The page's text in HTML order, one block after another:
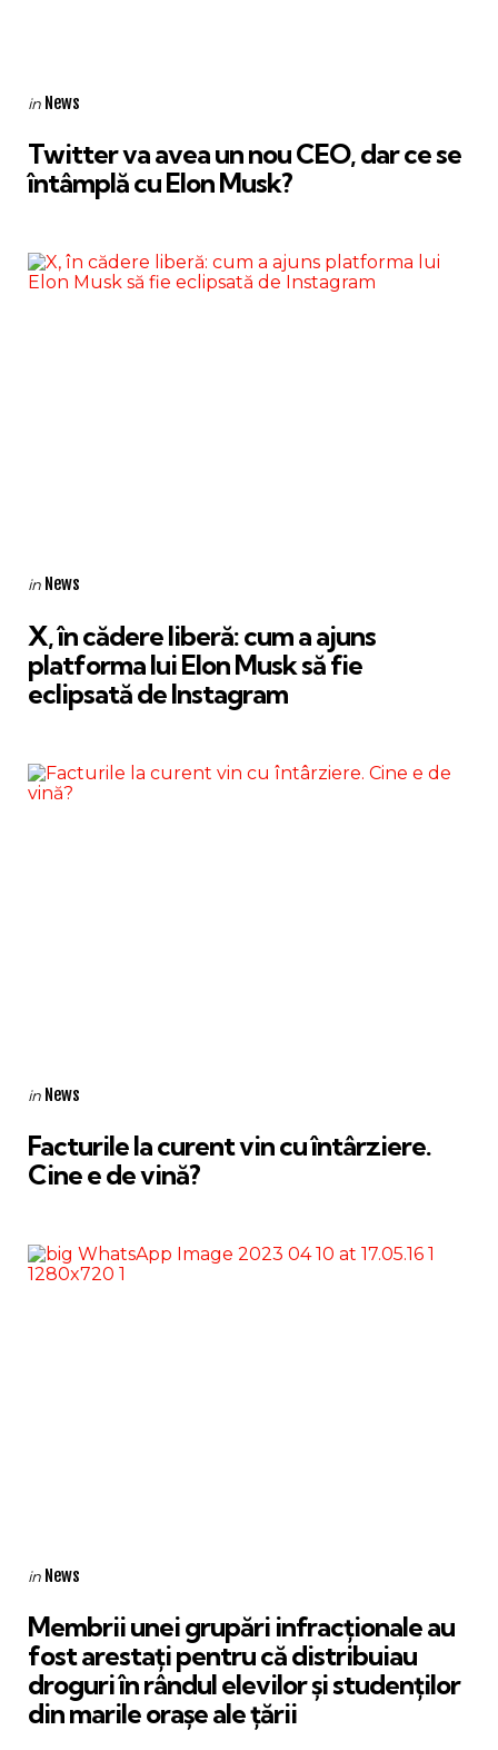
Categories
Posted
in News
Twitter va avea un nou CEO, dar ce se
întâmplă cu Elon Musk?
Categories
Posted
in News
X, în cădere liberă: cum a ajuns
platforma lui Elon Musk să fie
eclipsată de Instagram
Categories
Posted
in News
Facturile la curent vin cu întârziere.
Cine e de vină?
Categories
Posted
in News
Membrii unei grupări infracționale au
fost arestați pentru că distribuiau
droguri în rândul elevilor și studenților
din marile orașe ale țării